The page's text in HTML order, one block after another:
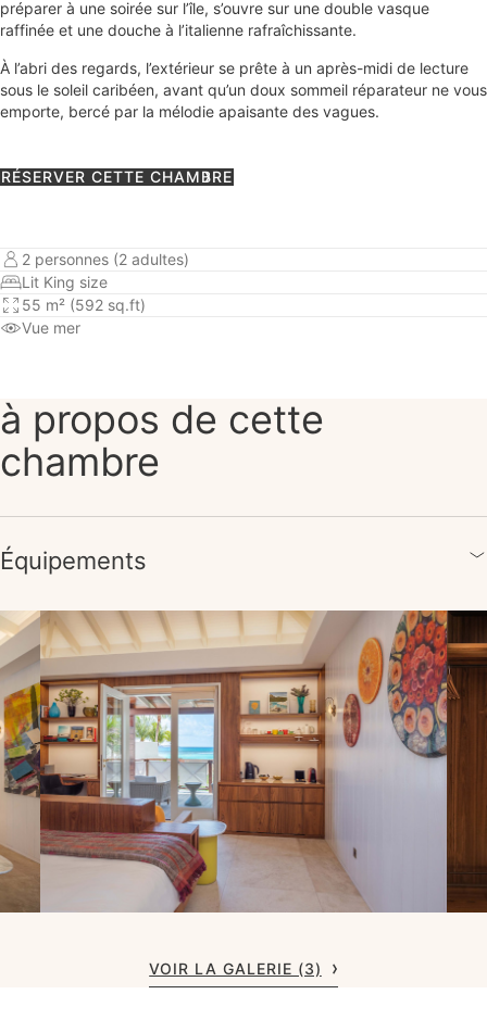
préparer à une soirée sur l’île, s’ouvre sur une double vasque
raffinée et une douche à l’italienne rafraîchissante.
À l’abri des regards, l’extérieur se prête à un après-midi de lecture
sous le soleil caribéen, avant qu’un doux sommeil réparateur ne vous
emporte, bercé par la mélodie apaisante des vagues.
RÉSERVER CETTE CHAMBRE
2 personnes (2 adultes)
Lit King size
55 m² (592 sq.ft)
Vue mer
à propos de cette
chambre
Équipements
VOIR LA GALERIE (3)